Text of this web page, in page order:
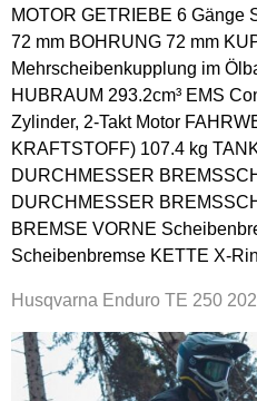
MOTOR GETRIEBE 6 Gänge
72 mm BOHRUNG 72 mm
Mehrscheibenkupplung im
HUBRAUM 293.2cm³ EMS
Zylinder, 2-Takt Motor
KRAFTSTOFF) 107.4 kg
DURCHMESSER
DURCHMESSER
BREMSE VORNE
Scheibenbremse KETTE X-
Husqvarna Enduro TE 250